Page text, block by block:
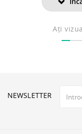
Ați
NEWSLETTER